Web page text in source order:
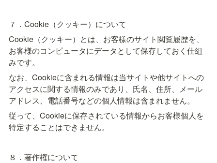
７．Cookie（クッキー）について
Cookie（クッキー）とは、お客様のサイト閲覧履歴を、
お客様のコンピュータにデータとして保存しておく仕組
みです。
なお、Cookieに含まれる情報は当サイトや他サイトへの
アクセスに関する情報のみであり、氏名、住所、メール
アドレス、電話番号などの個人情報は含まれません。
従って、Cookieに保存されている情報からお客様個人を
特定することはできません。
８．著作権について